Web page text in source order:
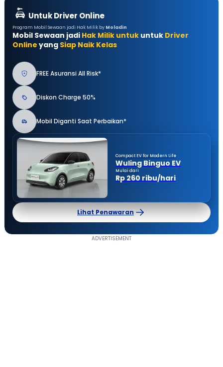
Untuk Driver Online
Program Mobil Sewaan jadi Hak Milik by Moladin
Mobil Sewaan jadi Hak Milik untuk untuk Driver
Online yang Siap Naik Kelas
FREE Asuransi All Risk*
Diskon Charge 50%
Mobil Diganti Saat Perbaikan*
Compact EV for Modern Life
Wuling Binguo EV
Mulai dari
Rp 260 ribu/hari
Lihat Penawaran